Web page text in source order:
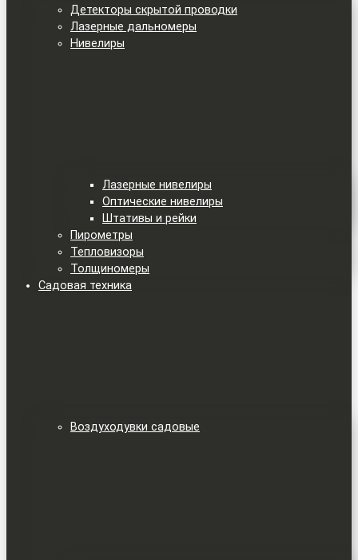
Детекторы скрытой проводки
Лазерные дальномеры
Нивелиры
Лазерные нивелиры
Оптические нивелиры
Штативы и рейки
Пирометры
Тепловизоры
Толщиномеры
Садовая техника
Воздуходувки садовые